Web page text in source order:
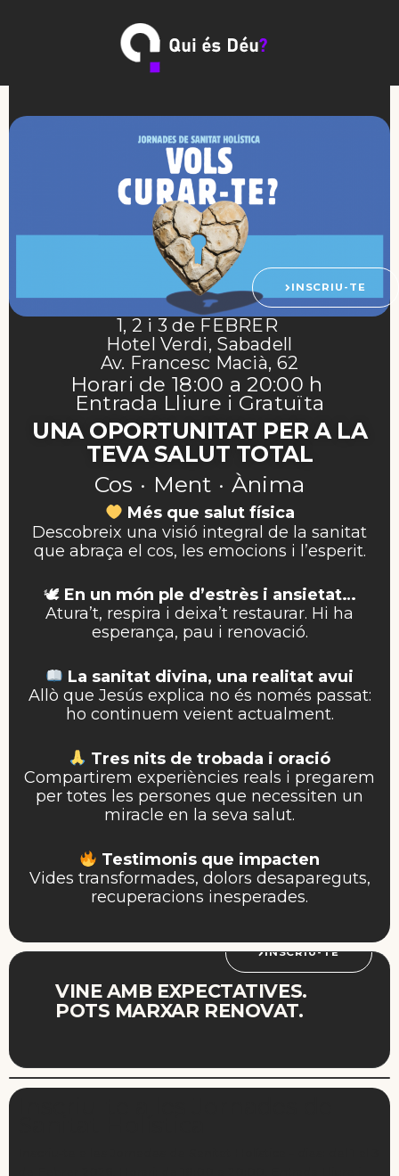
1, 2 i 3 de FEBRER
Hotel Verdi, Sabadell
Av. Francesc Macià, 62
Horari de 18:00 a 20:00 h
Entrada Lliure i Gratuïta
UNA OPORTUNITAT PER A LA
TEVA SALUT TOTAL
Cos · Ment · Ànima
Més que salut física
Descobreix una visió integral de la sanitat
que abraça el cos, les emocions i l’esperit.
🕊 En un món ple d’estrès i ansietat…
Atura’t, respira i deixa’t restaurar. Hi ha
esperança, pau i renovació.
La sanitat divina, una realitat avui
Allò que Jesús explica no és només passat:
ho continuem veient actualment.
Tres nits de trobada i oració
Compartirem experiències reals i pregarem
per totes les persones que necessiten un
miracle en la seva salut.
Testimonis que impacten
Vides transformades, dolors desapareguts,
recuperacions inesperades.
INSCRIU-TE
INSCRIU-TE
VINE AMB EXPECTATIVES.
POTS MARXAR RENOVAT.